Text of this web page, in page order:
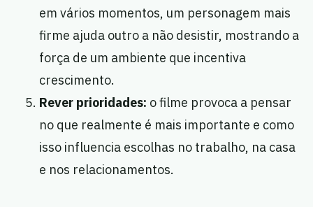
em vários momentos, um personagem mais
firme ajuda outro a não desistir, mostrando a
força de um ambiente que incentiva
crescimento.
Rever prioridades: o filme provoca a pensar
no que realmente é mais importante e como
isso influencia escolhas no trabalho, na casa
e nos relacionamentos.